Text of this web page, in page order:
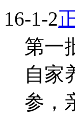
16-1-2
第一
自家
参，